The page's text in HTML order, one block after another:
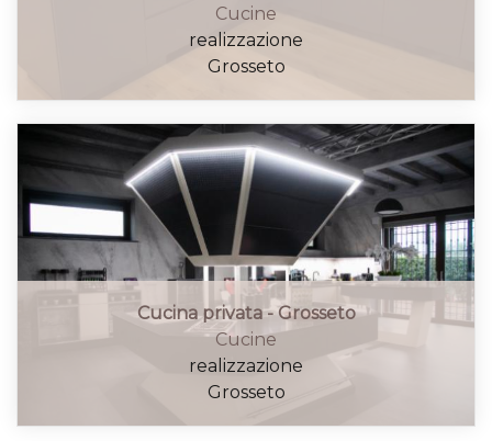
Cucine
realizzazione
Grosseto
Cucina privata - Grosseto
Cucine
realizzazione
Grosseto